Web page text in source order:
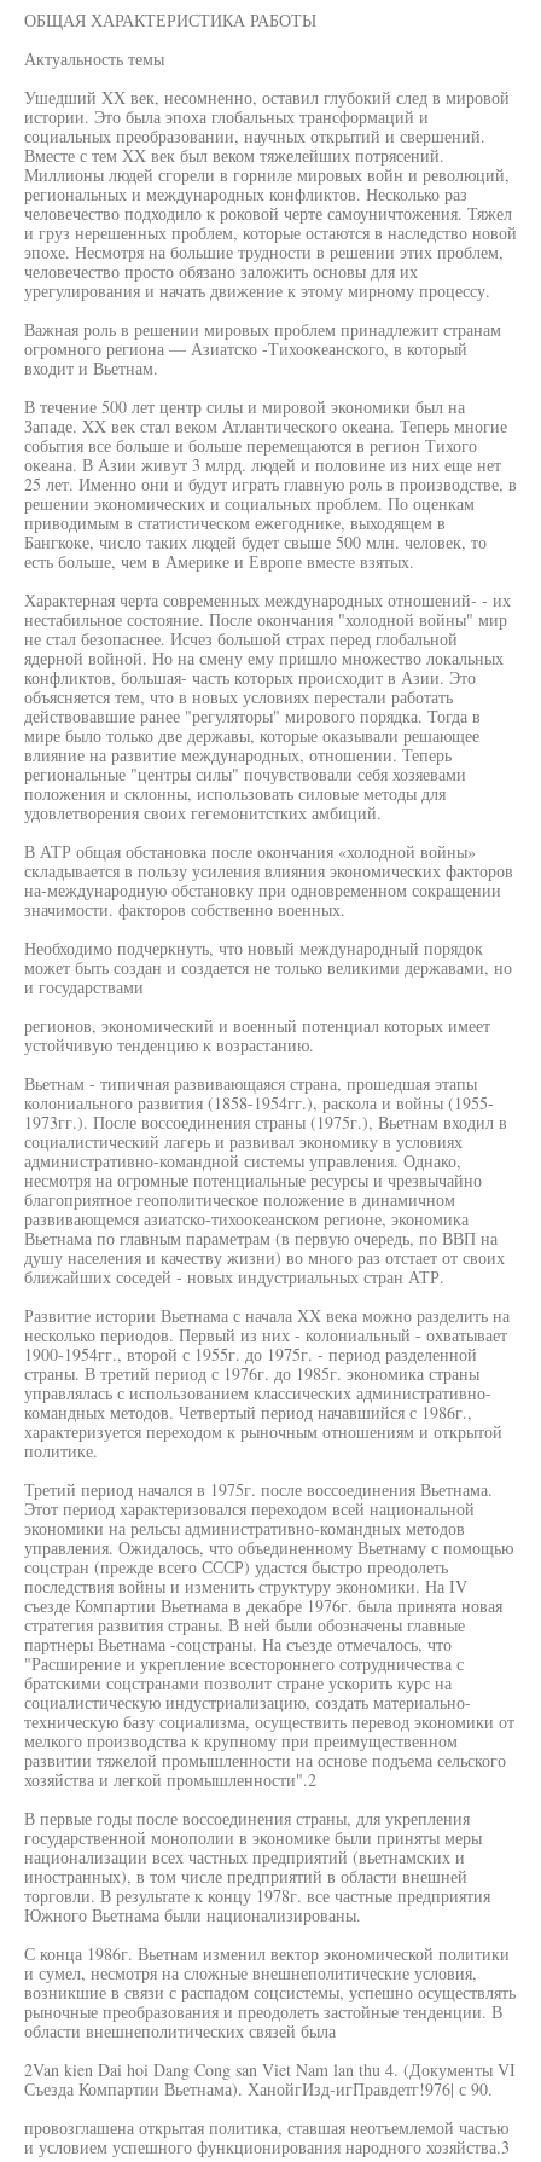
ОБЩАЯ ХАРАКТЕРИСТИКА РАБОТЫ
Актуальность темы
Ушедший XX век, несомненно, оставил глубокий след в мировой
истории. Это была эпоха глобальных трансформаций и
социальных преобразовании, научных открытий и свершений.
Вместе с тем XX век был веком тяжелейших потрясений.
Миллионы людей сгорели в горниле мировых войн и революций,
региональных и международных конфликтов. Несколько раз
человечество подходило к роковой черте самоуничтожения. Тяжел
и груз нерешенных проблем, которые остаются в наследство новой
эпохе. Несмотря на большие трудности в решении этих проблем,
человечество просто обязано заложить основы для их
урегулирования и начать движение к этому мирному процессу.
Важная роль в решении мировых проблем принадлежит странам
огромного региона — Азиатско -Тихоокеанского, в который
входит и Вьетнам.
В течение 500 лет центр силы и мировой экономики был на
Западе. XX век стал веком Атлантического океана. Теперь многие
события все больше и больше перемещаются в регион Тихого
океана. В Азии живут 3 млрд. людей и половине из них еще нет
25 лет. Именно они и будут играть главную роль в производстве, в
решении экономических и социальных проблем. По оценкам
приводимым в статистическом ежегоднике, выходящем в
Бангкоке, число таких людей будет свыше 500 млн. человек, то
есть больше, чем в Америке и Европе вместе взятых.
Характерная черта современных международных отношений- - их
нестабильное состояние. После окончания "холодной войны" мир
не стал безопаснее. Исчез большой страх перед глобальной
ядерной войной. Но на смену ему пришло множество локальных
конфликтов, большая- часть которых происходит в Азии. Это
объясняется тем, что в новых условиях перестали работать
действовавшие ранее "регуляторы" мирового порядка. Тогда в
мире было только две державы, которые оказывали решающее
влияние на развитие международных, отношении. Теперь
региональные "центры силы" почувствовали себя хозяевами
положения и склонны, использовать силовые методы для
удовлетворения своих гегемонитстких амбиций.
В АТР общая обстановка после окончания «холодной войны»
складывается в пользу усиления влияния экономических факторов
на-международную обстановку при одновременном сокращении
значимости. факторов собственно военных.
Необходимо подчеркнуть, что новый международный порядок
может быть создан и создается не только великими державами, но
и государствами
регионов, экономический и военный потенциал которых имеет
устойчивую тенденцию к возрастанию.
Вьетнам - типичная развивающаяся страна, прошедшая этапы
колониального развития (1858-1954гг.), раскола и войны (1955-
1973гг.). После воссоединения страны (1975г.), Вьетнам входил в
социалистический лагерь и развивал экономику в условиях
административно-командной системы управления. Однако,
несмотря на огромные потенциальные ресурсы и чрезвычайно
благоприятное геополитическое положение в динамичном
развивающемся азиатско-тихоокеанском регионе, экономика
Вьетнама по главным параметрам (в первую очередь, по ВВП на
душу населения и качеству жизни) во много раз отстает от своих
ближайших соседей - новых индустриальных стран АТР.
Развитие истории Вьетнама с начала XX века можно разделить на
несколько периодов. Первый из них - колониальный - охватывает
1900-1954гг., второй с 1955г. до 1975г. - период разделенной
страны. В третий период с 1976г. до 1985г. экономика страны
управлялась с использованием классических административно-
командных методов. Четвертый период начавшийся с 1986г.,
характеризуется переходом к рыночным отношениям и открытой
политике.
Третий период начался в 1975г. после воссоединения Вьетнама.
Этот период характеризовался переходом всей национальной
экономики на рельсы административно-командных методов
управления. Ожидалось, что объединенному Вьетнаму с помощью
соцстран (прежде всего СССР) удастся быстро преодолеть
последствия войны и изменить структуру экономики. На IV
съезде Компартии Вьетнама в декабре 1976г. была принята новая
стратегия развития страны. В ней были обозначены главные
партнеры Вьетнама -соцстраны. На съезде отмечалось, что
"Расширение и укрепление всестороннего сотрудничества с
братскими соцстранами позволит стране ускорить курс на
социалистическую индустриализацию, создать материально-
техническую базу социализма, осуществить перевод экономики от
мелкого производства к крупному при преимущественном
развитии тяжелой промышленности на основе подъема сельского
хозяйства и легкой промышленности".2
В первые годы после воссоединения страны, для укрепления
государственной монополии в экономике были приняты меры
национализации всех частных предприятий (вьетнамских и
иностранных), в том числе предприятий в области внешней
торговли. В результате к концу 1978г. все частные предприятия
Южного Вьетнама были национализированы.
С конца 1986г. Вьетнам изменил вектор экономической политики
и сумел, несмотря на сложные внешнеполитические условия,
возникшие в связи с распадом соцсистемы, успешно осуществлять
рыночные преобразования и преодолеть застойные тенденции. В
области внешнеполитических связей была
2Van kien Dai hoi Dang Cong san Viet Nam lan thu 4. (Документы VI
Съезда Компартии Вьетнама). ХанойгИзд-игПравдетг!976| с 90.
провозглашена открытая политика, ставшая неотъемлемой частью
и условием успешного функционирования народного хозяйства.3